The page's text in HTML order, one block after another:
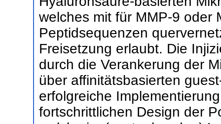
welches mit für MMP-9 oder
Peptidsequenzen
Freisetzung erlaubt. Die
durch die Verankerung der
über affinitätsbasierten
erfolgreiche
fortschrittlichen Design der